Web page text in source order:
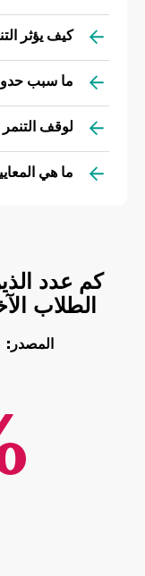
كيف يؤثر
ما سبب
لوقف التنمر
ما هي
كم عدد
الطلاب
المصدر: Friendsrapporten 2021